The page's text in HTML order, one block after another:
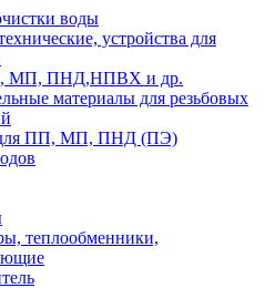
воды
устройства для
МП, ПНД,НПВХ и др.
материалы для резьбовых
ПП, МП, ПНД (ПЭ)
теплообменники,